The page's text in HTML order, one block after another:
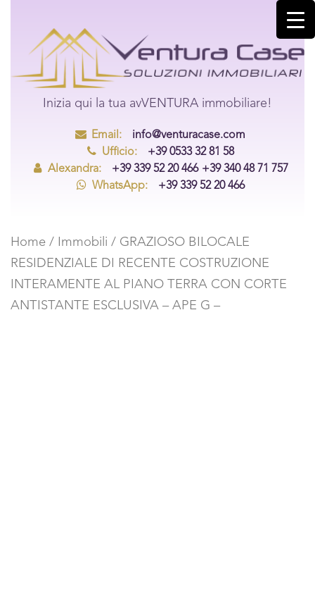
Inizia qui la tua avVENTURA immobiliare!
Email:
info@venturacase.com
Ufficio:
+39 0533 32 81 58
Alexandra:
+39 339 52 20 466 +39 340 48 71 757
WhatsApp:
+39 339 52 20 466
Home / Immobili / GRAZIOSO BILOCALE
RESIDENZIALE DI RECENTE COSTRUZIONE
INTERAMENTE AL PIANO TERRA CON CORTE
ANTISTANTE ESCLUSIVA – APE G –